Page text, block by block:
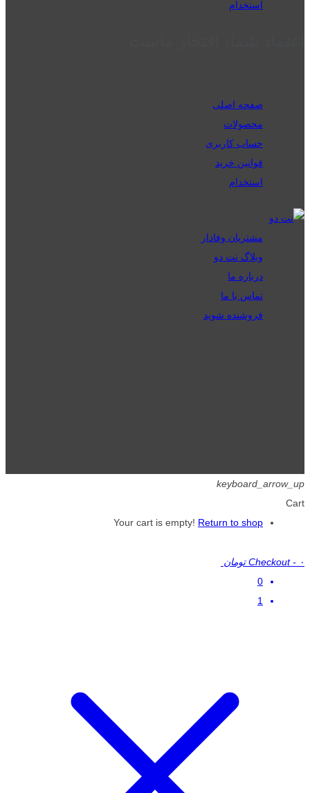
استخدام
صفحه اصلی
محصولات
حساب کاربری
قوانین خرید
استخدام
مشتریان وفادار
وبلاگ نت دو
درباره ما
تماس با ما
فروشنده شوید
keyboard_arrow_up
Cart
Your cart is empty! Return to shop
Checkout - ۰ تومان
0
1